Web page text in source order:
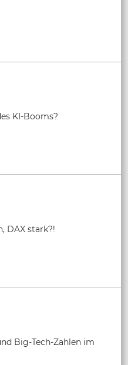
KI-Booms?
DAX stark?!
Big-Tech-Zahlen im